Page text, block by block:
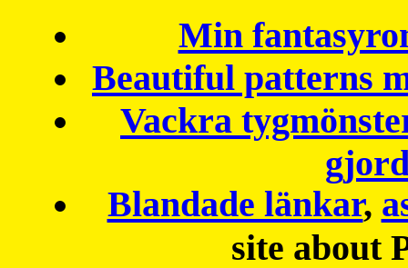
Min
Beautiful patterns
Vackra
Blandade länkar,
site about